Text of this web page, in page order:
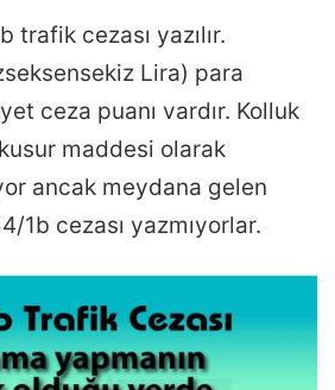
trafik cezası yazılır.
Lira) para
ceza puanı vardır. Kolluk
maddesi olarak
ancak meydana gelen
1b cezası yazmıyorlar.